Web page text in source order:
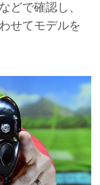
どで確認し、
せてモデルを